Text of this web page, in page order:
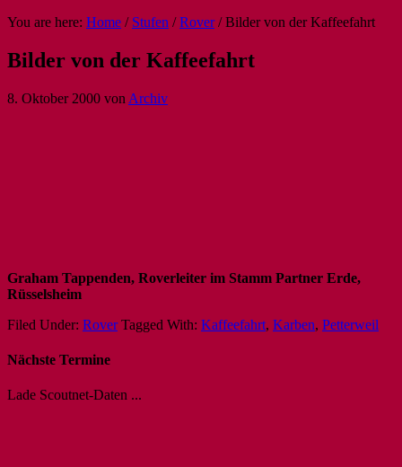
You are here: Home / Stufen / Rover /Bilder von der Kaffeefahrt
Bilder von der Kaffeefahrt
8. Oktober 2000 von Archiv
Graham Tappenden, Roverleiter im Stamm Partner Erde,
Rüsselsheim
Filed Under: Rover Tagged With: Kaffeefahrt, Karben, Petterweil
Nächste Termine
Lade Scoutnet-Daten ...